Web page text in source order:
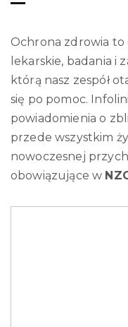
Ochrona zdrowia to
lekarskie, badania i
którą nasz zespół
się po pomoc.
powiadomienia o
przede wszystkim
nowoczesnej
obowiązujące w